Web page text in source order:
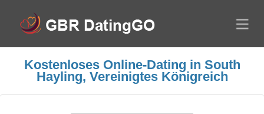
Kostenloses Online-Dating in South
Hayling, Vereinigtes Königreich